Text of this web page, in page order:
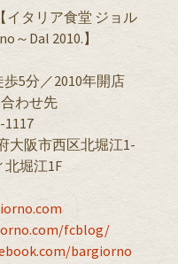
イタリア食堂 ジョル
～Dal 2010.】
5分／2010年開店
わせ先
1117
阪市西区北堀江1-
北堀江1F
fcblog/
bargiorno